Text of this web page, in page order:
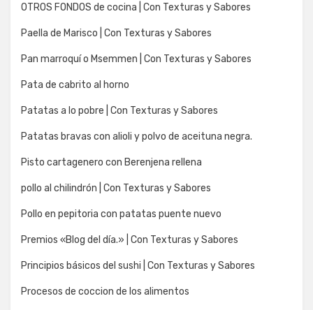
OTROS FONDOS de cocina | Con Texturas y Sabores
Paella de Marisco | Con Texturas y Sabores
Pan marroquí o Msemmen | Con Texturas y Sabores
Pata de cabrito al horno
Patatas a lo pobre | Con Texturas y Sabores
Patatas bravas con alioli y polvo de aceituna negra.
Pisto cartagenero con Berenjena rellena
pollo al chilindrón | Con Texturas y Sabores
Pollo en pepitoria con patatas puente nuevo
Premios «Blog del día.» | Con Texturas y Sabores
Principios básicos del sushi | Con Texturas y Sabores
Procesos de coccion de los alimentos